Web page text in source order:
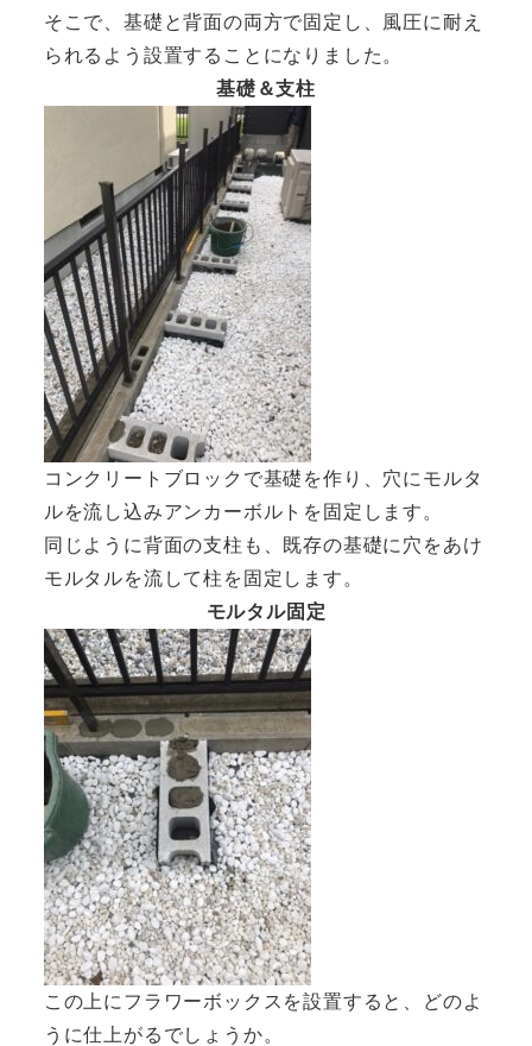
そこで、基礎と背面の両方で固定し、風圧に耐え
られるよう設置することになりました。
基礎＆支柱
コンクリートブロックで基礎を作り、穴にモルタ
ルを流し込みアンカーボルトを固定します。
同じように背面の支柱も、既存の基礎に穴をあけ
モルタルを流して柱を固定します。
モルタル固定
この上にフラワーボックスを設置すると、どのよ
うに仕上がるでしょうか。